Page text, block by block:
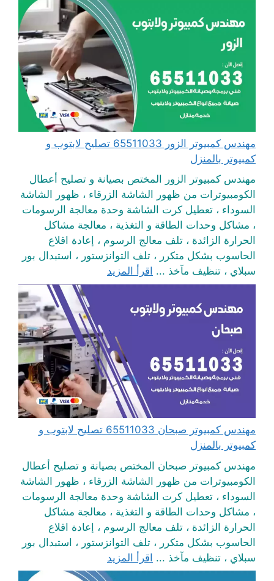
مهندس كمبيوتر الزور 65511033 تصليح لابتوب و
كمبيوتر بالمنزل
مهندس كمبيوتر الزور المختص بصيانة و تصليح أعطال
الكومبيوترات من ظهور الشاشة الزرقاء ، ظهور الشاشة
السوداء ، تعطيل كرت الشاشة وحدة معالجة الرسومات
، مشاكل وحدات الطاقة و التغذية ، معالجة مشاكل
الحرارة الزائدة ، تلف معالج الرسوم ، إعادة اقلاع
الحاسوب بشكل متكرر ، تلف التوانزستور ، استبدال بور
سبلاي ، تنظيف مآخذ ... اقرأ المزيد
مهندس كمبيوتر صبحان 65511033 تصليح لابتوب و
كمبيوتر بالمنزل
مهندس كمبيوتر صبحان المختص بصيانة و تصليح أعطال
الكومبيوترات من ظهور الشاشة الزرقاء ، ظهور الشاشة
السوداء ، تعطيل كرت الشاشة وحدة معالجة الرسومات
، مشاكل وحدات الطاقة و التغذية ، معالجة مشاكل
الحرارة الزائدة ، تلف معالج الرسوم ، إعادة اقلاع
الحاسوب بشكل متكرر ، تلف التوانزستور ، استبدال بور
سبلاي ، تنظيف مآخذ ... اقرأ المزيد